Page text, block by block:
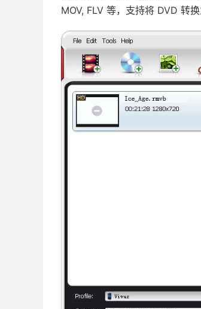
MOV, FLV 等，支持将 DVD 转